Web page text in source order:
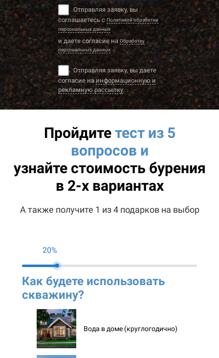
Отправляя заявку, вы
соглашаетесь с Политикой обработки
персональных данных
и даете согласие на Обработку
персональных данных
Отправляя заявку, вы даете
согласие наинформационную и
рекламную рассылку
Пройдитетест из 5
вопросов и
узнайте стоимость бурения
в 2-х вариантах
А также получите 1 из 4 подарков на выбор
20%
Как будете использовать
скважину?
Вода в доме (круглогодично)